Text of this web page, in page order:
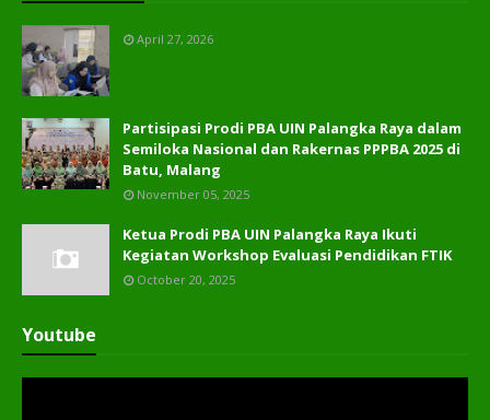
April 27, 2026
Partisipasi Prodi PBA UIN Palangka Raya dalam
Semiloka Nasional dan Rakernas PPPBA 2025 di
Batu, Malang
November 05, 2025
Ketua Prodi PBA UIN Palangka Raya Ikuti
Kegiatan Workshop Evaluasi Pendidikan FTIK
October 20, 2025
Youtube